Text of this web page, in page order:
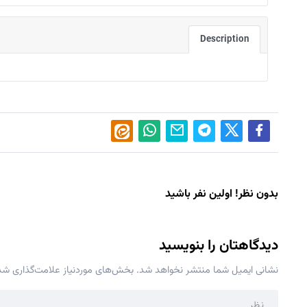
Description
بدون نظر! اولین نفر باشید
دیدگاهتان را بنویسید
نشانی ایمیل شما منتشر نخواهد شد. بخش‌های موردنیاز علامت‌گذاری